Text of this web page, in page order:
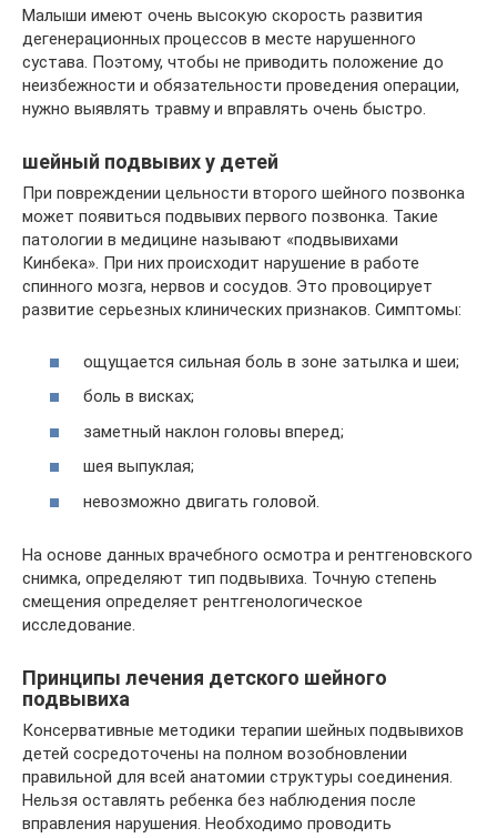
Малыши имеют очень высокую скорость развития
дегенерационных процессов в месте нарушенного
сустава. Поэтому, чтобы не приводить положение до
неизбежности и обязательности проведения операции,
нужно выявлять травму и вправлять очень быстро.
шейный подвывих у детей
При повреждении цельности второго шейного позвонка
может появиться подвывих первого позвонка. Такие
патологии в медицине называют «подвывихами
Кинбека». При них происходит нарушение в работе
спинного мозга, нервов и сосудов. Это провоцирует
развитие серьезных клинических признаков. Симптомы:
ощущается сильная боль в зоне затылка и шеи;
боль в висках;
заметный наклон головы вперед;
шея выпуклая;
невозможно двигать головой.
На основе данных врачебного осмотра и рентгеновского
снимка, определяют тип подвывиха. Точную степень
смещения определяет рентгенологическое
исследование.
Принципы лечения детского шейного
подвывиха
Консервативные методики терапии шейных подвывихов
детей сосредоточены на полном возобновлении
правильной для всей анатомии структуры соединения.
Нельзя оставлять ребенка без наблюдения после
вправления нарушения. Необходимо проводить